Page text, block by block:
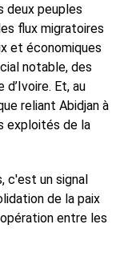
deux peuples
flux migratoires
et économiques
notable, des
Et, au
reliant Abidjan à
exploités de la
c'est un signal
de la paix
entre les